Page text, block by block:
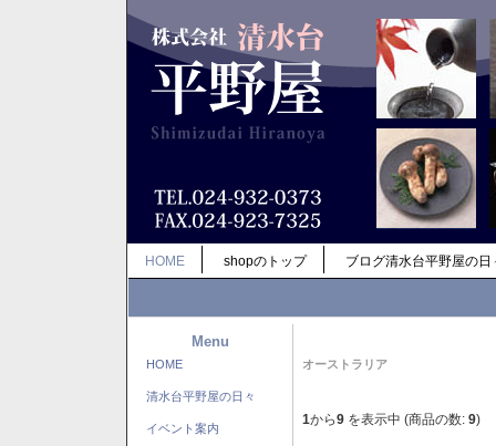
HOME shopのトップ ブログ清水台平野屋の日
Menu
HOME
清水台平野屋の日々
イベント案内
オーストラリア
1から9 を表示中 (商品の数: 9)